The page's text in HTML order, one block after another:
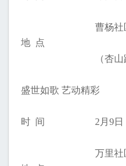
地 点
曹杨社
（杏
盛世如歌 艺动精彩
时 间 2月9日
万里社